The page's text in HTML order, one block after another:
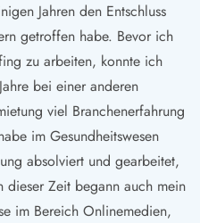
Jahren den Entschluss
getroffen habe. Bevor ich
zu arbeiten, konnte ich
bei einer anderen
viel Branchenerfahrung
im Gesundheitswesen
absolviert und gearbeitet,
dieser Zeit begann auch mein
im Bereich Onlinemedien,